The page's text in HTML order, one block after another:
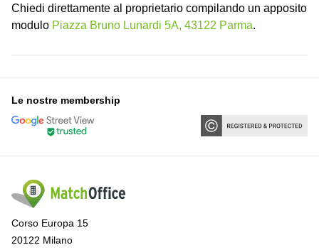
Chiedi direttamente al proprietario compilando un apposito
modulo Piazza Bruno Lunardi 5A, 43122 Parma.
Le nostre membership
Corso Europa 15
20122 Milano